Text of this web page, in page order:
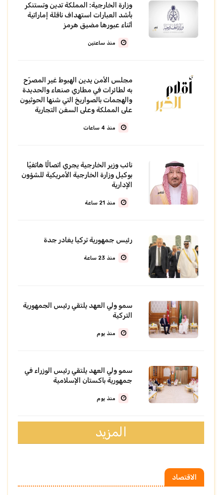
وزارة الخارجية: المملكة تدين وتستنكر
بأشد العبارات استهداف ناقلة إماراتية
أثناء عبورها مضيق هرمز
منذ ساعتين
مجلس الأمن يدين الهبوط غير المصرّح
به لطائرات في مطاري صنعاء والحديدة
والهجمات بالصواريخ التي شنها الحوثيون
على المملكة وعلى السفن التجارية
منذ 4 ساعات
نائب وزير الخارجية يجري اتصالًا هاتفيًا
بوكيل وزارة الخارجية الأمريكية للشؤون
الإدارية
منذ 21 ساعة
رئيس جمهورية تركيا يغادر جدة
منذ 23 ساعة
سمو ولي العهد يلتقي رئيس الجمهورية
التركية
منذ يوم
سمو ولي العهد يلتقي رئيس الوزراء في
جمهورية باكستان الإسلامية
منذ يوم
المزيد
الاقتصاد